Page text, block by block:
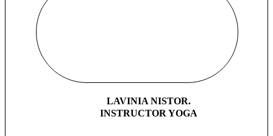
LAVINIA NISTOR.
INSTRUCTOR YOGA